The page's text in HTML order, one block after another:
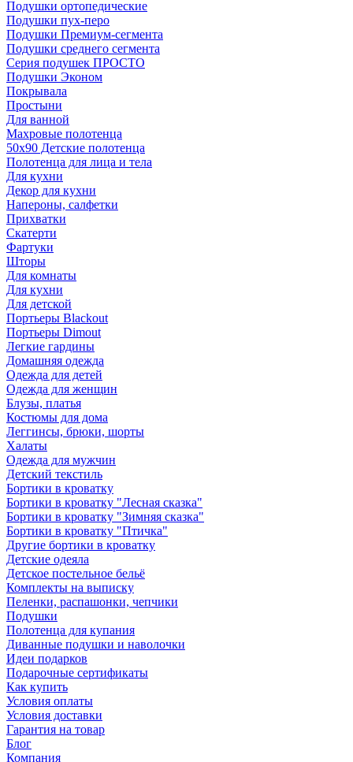
Подушки ортопедические
Подушки пух-перо
Подушки Премиум-сегмента
Подушки среднего сегмента
Серия подушек ПРОСТО
Подушки Эконом
Покрывала
Простыни
Для ванной
Махровые полотенца
50х90 Детские полотенца
Полотенца для лица и тела
Для кухни
Декор для кухни
Напероны, салфетки
Прихватки
Скатерти
Фартуки
Шторы
Для комнаты
Для кухни
Для детской
Портьеры Blackout
Портьеры Dimout
Легкие гардины
Домашняя одежда
Одежда для детей
Одежда для женщин
Блузы, платья
Костюмы для дома
Леггинсы, брюки, шорты
Халаты
Одежда для мужчин
Детский текстиль
Бортики в кроватку
Бортики в кроватку "Лесная сказка"
Бортики в кроватку "Зимняя сказка"
Бортики в кроватку "Птичка"
Другие бортики в кроватку
Детские одеяла
Детское постельное бельё
Комплекты на выписку
Пеленки, распашонки, чепчики
Подушки
Полотенца для купания
Диванные подушки и наволочки
Идеи подарков
Подарочные сертификаты
Как купить
Условия оплаты
Условия доставки
Гарантия на товар
Блог
Компания